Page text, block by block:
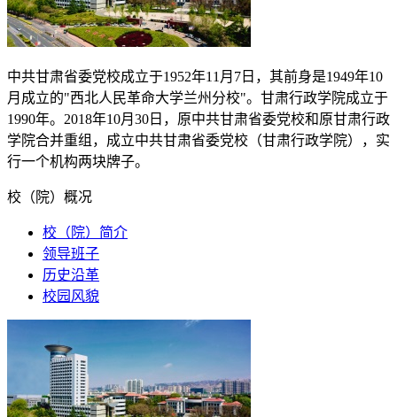
中共甘肃省委党校成立于1952年11月 7 日，其前身是1949年10
月成立的"西北人民革命大学兰州分校"。甘肃行政学院成立于
1990年。 2018年10月 30 日，原中共甘肃省委党校和原甘肃行政
学院合并重组，成立中共甘肃省委党校（甘肃行政学院），实
行一个机构两块牌子。
校（院）概况
校（院）简介
领导班子
历史沿革
校园风貌